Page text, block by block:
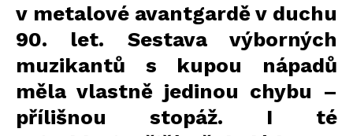
v metalové avantgardě v duchu
90. let. Sestava výborných
muzikantů s kupou nápadů
měla vlastně jedinou chybu –
přílišnou stopáž. I té